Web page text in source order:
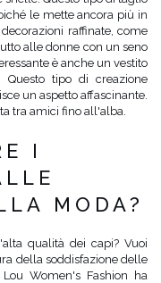
le mette ancora più in
raffinate, come
alle donne con un seno
è anche un vestito
tipo di creazione
un aspetto affascinante.
tra amici fino all'alba.
I
MODA?
qualità dei capi? Vuoi
della soddisfazione delle
Women's Fashion ha